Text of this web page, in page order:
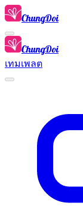
ChungDoi
ChungDoi
เทมเพลต